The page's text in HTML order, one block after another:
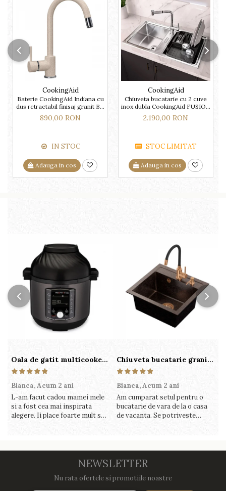
CookingAid
Baterie CookingAid Indiana cu
dus retractabil finisaj granit Bej
Pigmentat / Avena
890,00 RON
IN STOC
Adauga in cos
CookingAid
Chiuveta bucatarie cu 2 cuve
inox dubla CookingAid FUSION
86BB
2.190,00 RON
STOC LIMITAT
Adauga in cos
Oala de gatit multicooker 11 functii Instant Pot Pro Crisp 8 + Air Fryer 7.6 lt
Bianca,Acum 2 ani
L-am facut cadou mamei mele
si a fost cea mai inspirata
alegere. Ii place foarte mult sa
gandesc serios sa imi cumpar
si eu! Recomand mult !
Chiuveta bucatarie granit cu finisaj negru perlat/cupru Steingran Art Copper cu dozator si baterie Quadron
Bianca,Acum 2 ani
Am cumparat setul pentru o
bucatarie de vara de la o casa
de vacanta. Se potriveste
cu drag !
NEWSLETTER
Nu rata ofertele si promotiile noastre